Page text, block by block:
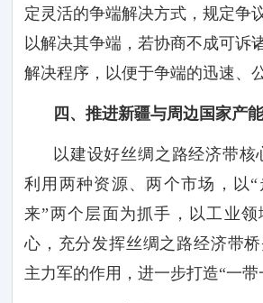
定灵活的争端解决方式，规定争
以解决其争端，若协商不成可诉
解决程序，以便于争端的迅速、
四、推进新疆与周边国家产
以建设好丝绸之路经济带核
利用两种资源、两个市场，以 “
来”两个层面为抓手，以工业领
心，充分发挥丝绸之路经济带桥
主力军的作用，进一步打造“一带